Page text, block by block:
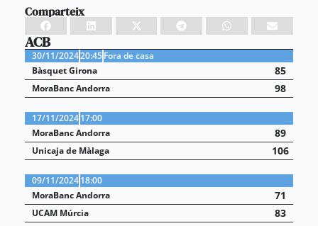
Comparteix
ACB
30/11/202420:45Fora de casa
Bàsquet Girona
85
MoraBanc Andorra 98
17/11/202417:00
MoraBanc Andorra
89
Unicaja de Màlaga 106
09/11/202418:00
MoraBanc Andorra
71
UCAM Múrcia 83